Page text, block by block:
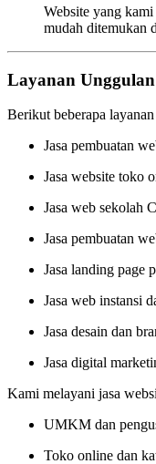
Website yang
mudah ditemukan
Layanan
Berikut beberapa
Jasa pembuatan
Jasa website toko
Jasa web sekolah
Jasa pembuatan
Jasa landing page
Jasa web instansi
Jasa desain dan
Jasa digital
Kami melayani jasa
UMKM dan
Toko online dan